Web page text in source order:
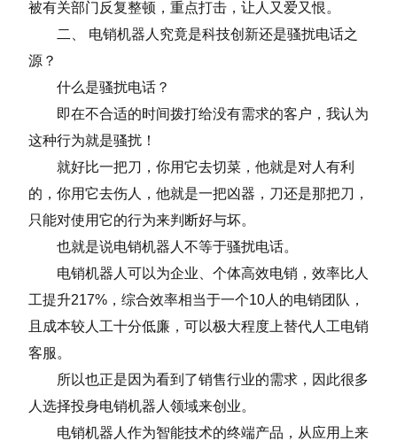
被有关部门反复整顿，重点打击，让人又爱又恨。
二、 电销机器人究竟是科技创新还是骚扰电话之
源？
什么是骚扰电话？
即在不合适的时间拨打给没有需求的客户，我认为
这种行为就是骚扰！
就好比一把刀，你用它去切菜，他就是对人有利
的，你用它去伤人，他就是一把凶器，刀还是那把刀，
只能对使用它的行为来判断好与坏。
也就是说电销机器人不等于骚扰电话。
电销机器人可以为企业、个体高效电销，效率比人
工提升217%，综合效率相当于一个10人的电销团队，
且成本较人工十分低廉，可以极大程度上替代人工电销
客服。
所以也正是因为看到了销售行业的需求，因此很多
人选择投身电销机器人领域来创业。
电销机器人作为智能技术的终端产品，从应用上来